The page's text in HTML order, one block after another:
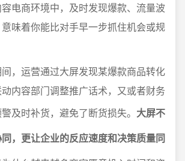
电商环境中，及时发现爆款、流量波
味着你能比对手早一步抓住机会或规
，运营通过大屏发现某爆款商品转化
内容部门调整推广话术，又或者财务
及时补货，避免了断货损失。 大屏不
，更让企业的反应速度和决策质量同